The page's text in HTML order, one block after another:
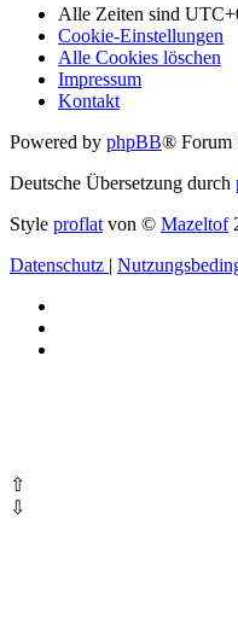
Alle Zeiten sind
Cookie-Einstellungen
Alle Cookies löschen
Impressum
Kontakt
Powered by phpBB® Forum
Deutsche Übersetzung durch
Style proflat von © Mazeltof
Datenschutz |
⇧
⇩